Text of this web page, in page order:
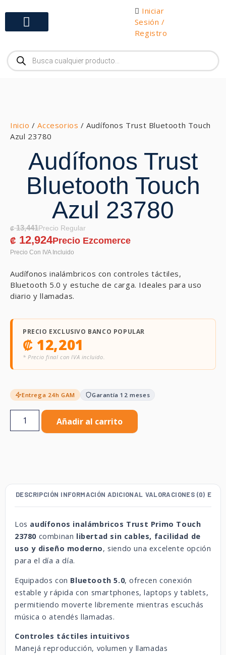
Iniciar
Sesión /
Registro
Inicio /Accesorios / Audífonos Trust Bluetooth Touch
Azul 23780
Audífonos Trust
Bluetooth Touch
Azul 23780
₡13,441
₡ 12,924
Audífonos inalámbricos con controles táctiles,
Bluetooth 5.0 y estuche de carga. Ideales para uso
diario y llamadas.
PRECIO EXCLUSIVO BANCO POPULAR
₡ 12,201
* Precio final con IVA incluido.
Entrega 24h GAM Garantía 12 meses
Añadir al carrito
DESCRIPCIÓN INFORMACIÓN ADICIONAL VALORACIONES (0)
Los audífonos inalámbricos Trust Primo Touch
23780 combinan libertad sin cables, facilidad de
uso y diseño moderno, siendo una excelente opción
para el día a día.
Equipados con Bluetooth 5.0, ofrecen conexión
estable y rápida con smartphones, laptops y tablets,
permitiendo moverte libremente mientras escuchás
música o atendés llamadas.
Controles táctiles intuitivos
Manejá reproducción, volumen y llamadas